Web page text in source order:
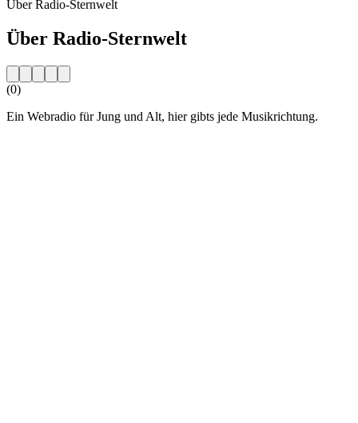
Über Radio-Sternwelt
Über Radio-Sternwelt
(0)
Ein Webradio für Jung und Alt, hier gibts jede Musikrichtung.